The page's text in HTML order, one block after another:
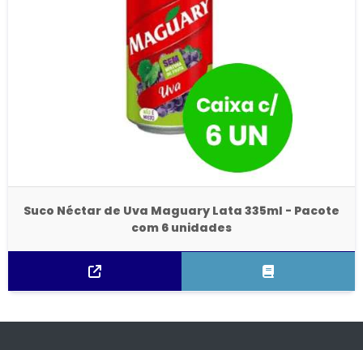
Suco Néctar de Uva Maguary Lata 335ml - Pacote
com 6 unidades